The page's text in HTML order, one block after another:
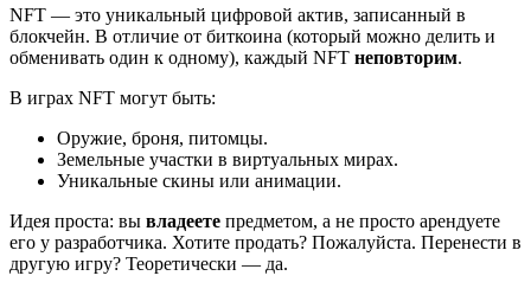
NFT — это уникальный цифровой актив, записанный в
блокчейн. В отличие от биткоина (который можно делить и
обменивать один к одному), каждый NFT неповторим.
В играх NFT могут быть:
Оружие, броня, питомцы.
Земельные участки в виртуальных мирах.
Уникальные скины или анимации.
Идея проста: вы владеете предметом, а не просто арендуете
его у разработчика. Хотите продать? Пожалуйста. Перенести в
другую игру? Теоретически — да.